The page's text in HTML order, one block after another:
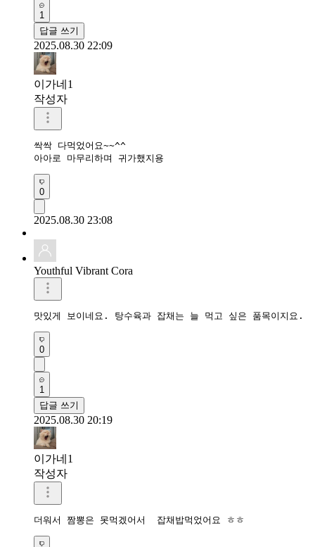
1
답글 쓰기
2025.08.30 22:09
이가네1
작성자
싹싹 다먹었어요~~^^
아아로 마무리하며 귀가했지용
0
2025.08.30 23:08
Youthful Vibrant Cora
맛있게 보이네요. 탕수육과 잡채는 늘 먹고 싶은 품목이지요.
0
1
답글 쓰기
2025.08.30 20:19
이가네1
작성자
더워서 짬뽕은 못먹겠어서  잡채밥먹었어요 ㅎㅎ